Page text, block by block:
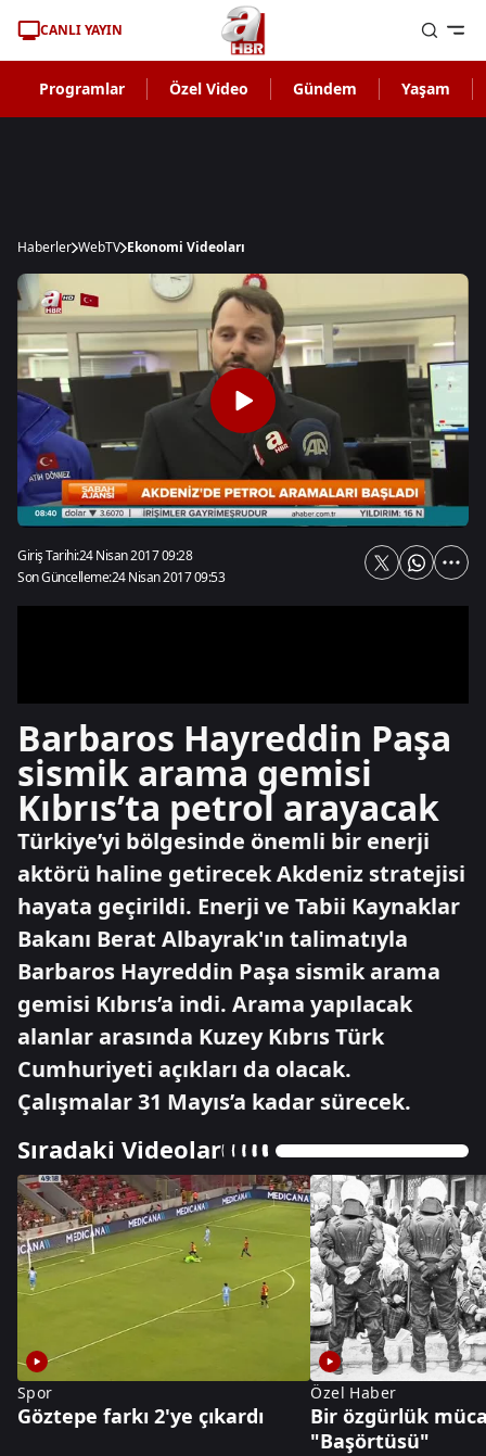
CANLI YAYIN
Programlar Özel Video Gündem Yaşam
Haberler WebTV Ekonomi Videoları
Giriş Tarihi:24 Nisan 2017 09:28
Son Güncelleme:24 Nisan 2017 09:53
Barbaros Hayreddin Paşa
sismik arama gemisi
Kıbrıs’ta petrol arayacak
Türkiye’yi bölgesinde önemli bir enerji
aktörü haline getirecek Akdeniz stratejisi
hayata geçirildi. Enerji ve Tabii Kaynaklar
Bakanı Berat Albayrak'ın talimatıyla
Barbaros Hayreddin Paşa sismik arama
gemisi Kıbrıs’a indi. Arama yapılacak
alanlar arasında Kuzey Kıbrıs Türk
Cumhuriyeti açıkları da olacak.
Çalışmalar 31 Mayıs’a kadar sürecek.
Sıradaki Videolar
Spor
Göztepe farkı 2'ye çıkardı
Özel Haber
Bir özgürlük
"Başörtüsü"